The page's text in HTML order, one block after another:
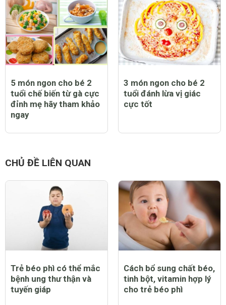
5 món ngon cho bé 2
tuổi chế biến từ gà cực
đỉnh mẹ hãy tham khảo
ngay
3 món ngon cho bé 2
tuổi đánh lừa vị giác
cực tốt
CHỦ ĐỀ LIÊN QUAN
Trẻ béo phì có thể mắc
bệnh ung thư thận và
tuyến giáp
Cách bổ sung chất béo,
tinh bột, vitamin hợp lý
cho trẻ béo phì